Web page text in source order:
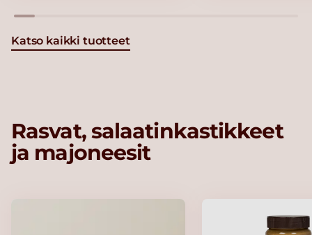
Katso kaikki tuotteet
Rasvat, salaatinkastikkeet
ja majoneesit